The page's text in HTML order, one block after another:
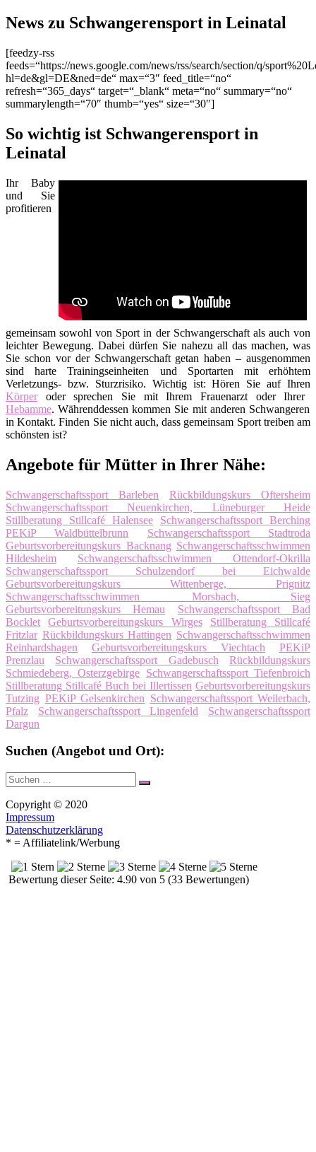
News zu Schwangerensport in Leinatal
[feedzy-rss
feeds=“https://news.google.com/news/rss/search/section/q/
hl=de&gl=DE&ned=de“ max=“3″ feed_title=“no“
refresh=“365_days“ target=“_blank“ meta=“no“ summary=“no“
summarylength=“70″ thumb=“yes“ size=“30″]
So wichtig ist Schwangerensport in
Leinatal
Ihr Baby
und Sie
profitieren
gemeinsam sowohl von Sport in der Schwangerschaft als auch von
leichter Bewegung. Dabei dürfen Sie nahezu all das machen, was
Sie schon vor der Schwangerschaft getan haben – ausgenommen
sind harte Trainingseinheiten und Sportarten mit erhöhtem
Verletzungs- bzw. Sturzrisiko. Wichtig ist: Hören Sie auf Ihren
Körperoder sprechen Sie mit Ihrem Frauenarzt oder Ihrer
Hebamme. Währenddessen kommen Sie mit anderen Schwangeren
in Kontakt. Finden Sie nicht auch, dass gemeinsam Sport treiben am
schönsten ist?
Angebote für Mütter in Ihrer Nähe:
Schwangerschaftssport Barleben
Rückbildungskurs Oftersheim
Schwangerschaftssport Neuenkirchen, Lüneburger Heide
Stillberatung Stillcafé Halensee
Schwangerschaftssport Berching
PEKiP Waldbüttelbrunn
Schwangerschaftssport Stadtroda
Geburtsvorbereitungskurs Backnang Schwangerschaftsschwimmen
Hildesheim
Schwangerschaftsschwimmen Ottendorf-Okrilla
Schwangerschaftssport Schulzendorf bei Eichwalde
Geburtsvorbereitungskurs Wittenberge, Prignitz
Schwangerschaftsschwimmen Morsbach, Sieg
Geburtsvorbereitungskurs Hemau
Schwangerschaftssport Bad
Bocklet
Geburtsvorbereitungskurs Wirges
Stillberatung Stillcafé
Fritzlar Rückbildungskurs Hattingen Schwangerschaftsschwimmen
Reinhardshagen
Geburtsvorbereitungskurs Viechtach
PEKiP
Prenzlau
Schwangerschaftssport Gadebusch
Rückbildungskurs
Schmiedeberg, Osterzgebirge Schwangerschaftssport Tiefenbroich
Stillberatung Stillcafé Buch bei Illertissen Geburtsvorbereitungskurs
Tutzing PEKiP Gelsenkirchen Schwangerschaftssport Weilerbach,
Pfalz
Schwangerschaftssport Lingenfeld
Schwangerschaftssport
Dargun
Suchen (Angebot und Ort):
Suche
nach:
Suchen
Copyright © 2020
Impressum
Datenschutzerklärung
* = Affiliatelink/Werbung
Bewertung dieser Seite: 4.90 von 5 (33 Bewertungen)